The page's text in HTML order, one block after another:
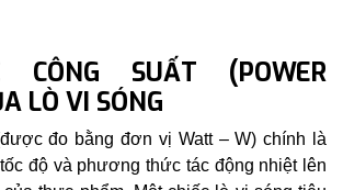
CÔNG SUẤT (POWER
LÒ VI SÓNG
đo bằng đơn vị Watt – W) chính là
độ và phương thức tác động nhiệt lên